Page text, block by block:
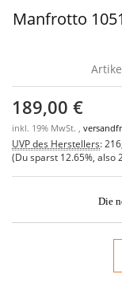
Manfrotto
189,00 €
inkl. 19% MwSt. ,
UVP des Herstellers:
(Du sparst 12.65% , also
Die